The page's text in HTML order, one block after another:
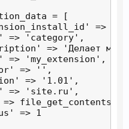
= [
=>
=> 'category',
=> 'Делает
=> 'my_extension',
=> '',
=> '1.01',
=> 'site.ru',
=> 1